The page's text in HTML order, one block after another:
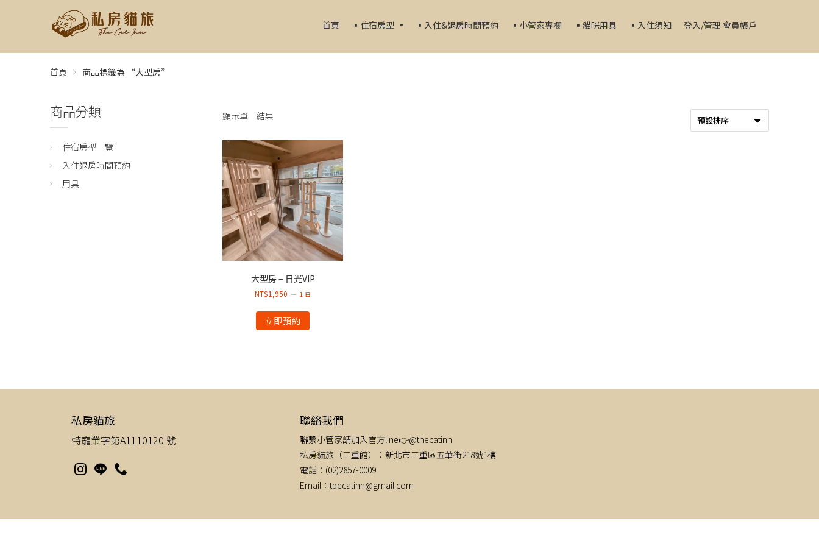
首頁 ▪️住宿房型 ▪️入住&退房時間預約 ▪️小管家專欄 ▪️貓咪用具 ▪️入住須知 登入/管理 會員帳戶
首頁 商品標籤為 “大型房”
顯示單一結果
大型房 – 日光VIP
NT$1,950 1 日
立即預約
商品分類
住宿房型一覽
入住退房時間預約
用具
私房貓旅
特寵業字第A1110120 號
聯絡我們
聯繫小管家請加入官方line👉@thecatinn
私房貓旅（三重館）：新北市三重區五華街218號1樓
電話：(02)2857-0009
Email：tpecatinn@gmail.com